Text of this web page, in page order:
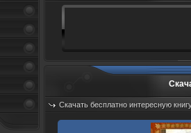
Скачать бесплатно интересную
Дата: 09.08.2026
Просмотров: 475